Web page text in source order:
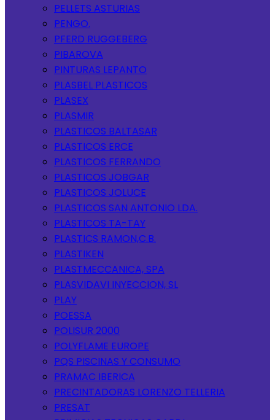
PELLETS ASTURIAS
PENGO.
PFERD RUGGEBERG
PIBAROVA
PINTURAS LEPANTO
PLASBEL PLASTICOS
PLASEX
PLASMIR
PLASTICOS BALTASAR
PLASTICOS ERCE
PLASTICOS FERRANDO
PLASTICOS JOBGAR
PLASTICOS JOLUCE
PLASTICOS SAN ANTONIO LDA.
PLASTICOS TA-TAY
PLASTICS RAMON,C.B.
PLASTIKEN
PLASTMECCANICA, SPA
PLASVIDAVI INYECCION, SL
PLAY
POESSA
POLISUR 2000
POLYFLAME EUROPE
PQS PISCINAS Y CONSUMO
PRAMAC IBERICA
PRECINTADORAS LORENZO TELLERIA
PRESAT